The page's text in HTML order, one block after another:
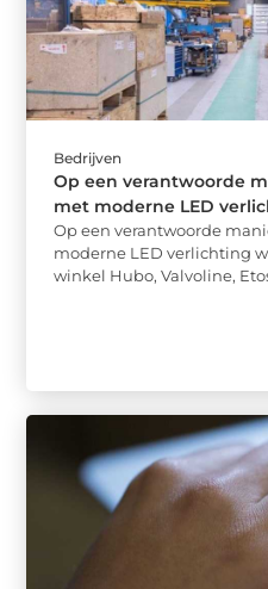
Bedrijven
Op een verantwoorde
met moderne LED
Op een verantwoorde
moderne LED verlichting
winkel Hubo, Valvoline,